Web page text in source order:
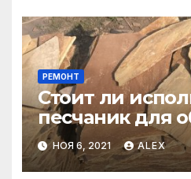
РЕМОНТ
Стоит ли
песчаник для
фасада?
НОЯ 6, 2021 ALEX